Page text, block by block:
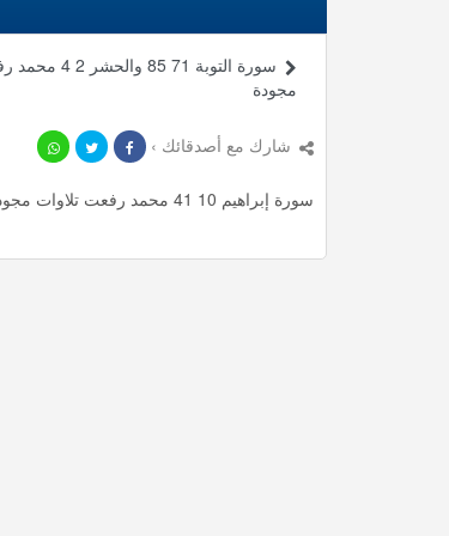
سورة التوبة 71 85
مجودة
شارك مع أصدقائك ›
سورة إبراهيم 10 41 محمد رفعت تلاوات مجودة استماع وتحميل mp3 ، استمع لأأكثر من 14.03 دقيقة من تلاوات المميزة مجانا.